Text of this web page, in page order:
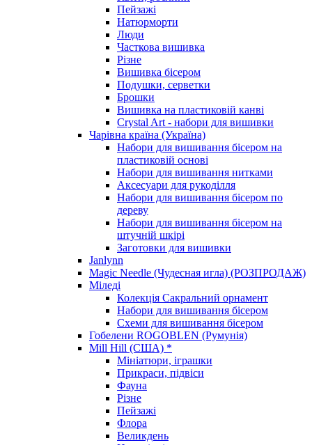
Пейзажі
Натюрморти
Люди
Часткова вишивка
Різне
Вишивка бісером
Подушки, серветки
Брошки
Вишивка на пластиковій канві
Crystal Art - набори для вишивки
Чарівна країна (Україна)
Набори для вишивання бісером на
пластиковій основі
Набори для вишивання нитками
Аксесуари для рукоділля
Набори для вишивання бісером по
дереву
Набори для вишивання бісером на
штучній шкірі
Заготовки для вишивки
Janlynn
Magic Needle (Чудесная игла) (РОЗПРОДАЖ)
Міледі
Колекція Сакральний орнамент
Набори для вишивання бісером
Схеми для вишивання бісером
Гобелени ROGOBLEN (Румунія)
Mill Hill (США) *
Мініатюри, іграшки
Прикраси, підвіси
Фауна
Різне
Пейзажі
Флора
Великдень